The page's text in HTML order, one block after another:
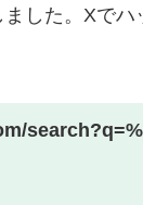
した。Xで